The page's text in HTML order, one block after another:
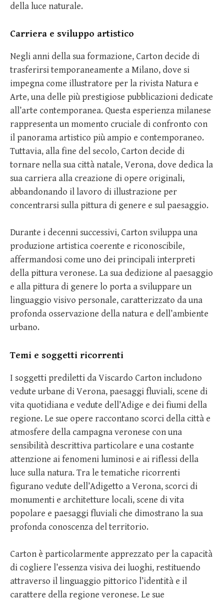
della luce naturale.
Carriera e sviluppo artistico
Negli anni della sua formazione, Carton decide di
trasferirsi temporaneamente a Milano, dove si
impegna come illustratore per la rivista Natura e
Arte, una delle più prestigiose pubblicazioni dedicate
all’arte contemporanea. Questa esperienza milanese
rappresenta un momento cruciale di confronto con
il panorama artistico più ampio e contemporaneo.
Tuttavia, alla fine del secolo, Carton decide di
tornare nella sua città natale, Verona, dove dedica la
sua carriera alla creazione di opere originali,
abbandonando il lavoro di illustrazione per
concentrarsi sulla pittura di genere e sul paesaggio.
Durante i decenni successivi, Carton sviluppa una
produzione artistica coerente e riconoscibile,
affermandosi come uno dei principali interpreti
della pittura veronese. La sua dedizione al paesaggio
e alla pittura di genere lo porta a sviluppare un
linguaggio visivo personale, caratterizzato da una
profonda osservazione della natura e dell’ambiente
urbano.
Temi e soggetti ricorrenti
I soggetti prediletti da Viscardo Carton includono
vedute urbane di Verona, paesaggi fluviali, scene di
vita quotidiana e vedute dell’Adige e dei fiumi della
regione. Le sue opere raccontano scorci della città e
atmosfere della campagna veronese con una
sensibilità descrittiva particolare e una costante
attenzione ai fenomeni luminosi e ai riflessi della
luce sulla natura. Tra le tematiche ricorrenti
figurano vedute dell’Adigetto a Verona, scorci di
monumenti e architetture locali, scene di vita
popolare e paesaggi fluviali che dimostrano la sua
profonda conoscenza del territorio.
Carton è particolarmente apprezzato per la capacità
di cogliere l’essenza visiva dei luoghi, restituendo
attraverso il linguaggio pittorico l’identità e il
carattere della regione veronese. Le sue